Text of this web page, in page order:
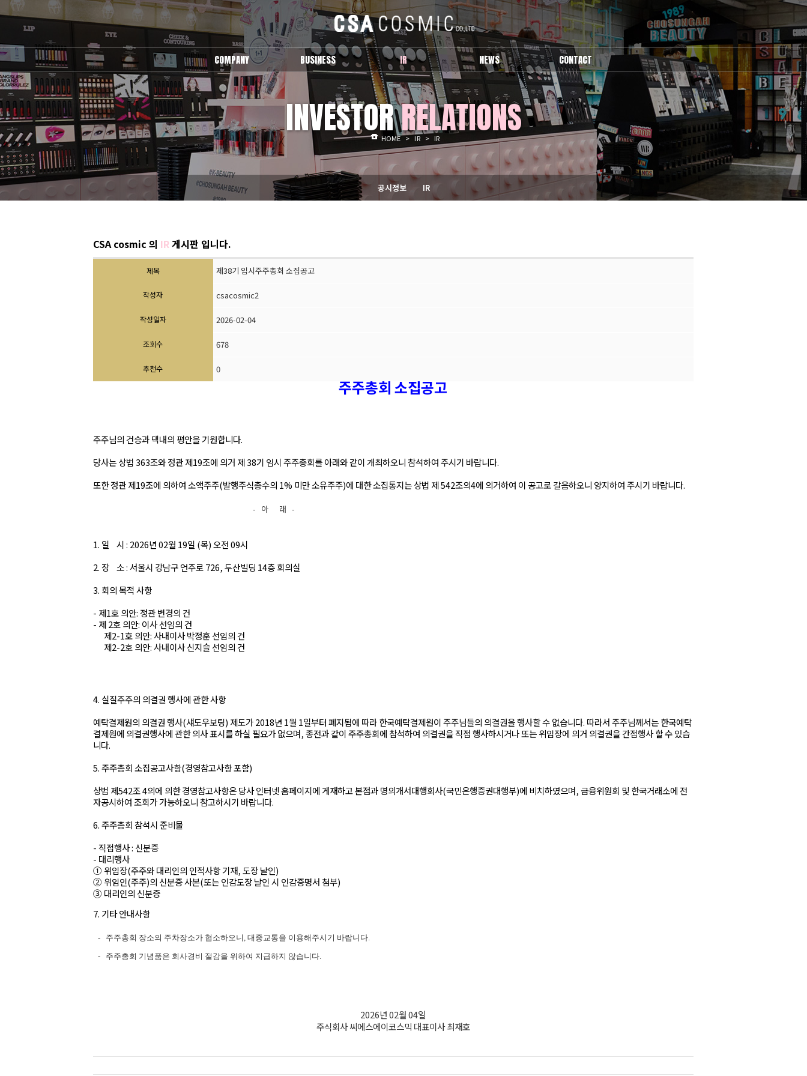
COMPANY
회사소개
오시는길
BUSINESS
브랜드 소개
IR
공시정보
IR
NEWS
Activity
CONTACT
1:1문의
INVESTORRELATIONS
공시정보 IR
HOME > IR > IR
CSA cosmic 의 IR게시판 입니다.
제목 제38기 임시주주총회 소집공고
작성자 csacosmic2
작성일자 2026-02-04
조회수 678
추천수 0
주주총회 소집공고
주주님의 건승과 댁내의 평안을 기원합니다.
당사는 상법 363조와 정관 제19조에 의거 제 38기 임시 주주총회를 아래와 같이 개최하오니 참석하여 주시기 바랍니다.
또한 정관 제19조에 의하여 소액주주(발행주식총수의 1% 미만 소유주주)에 대한 소집통지는 상법 제 542조의4에 의거하여 이 공고로 갈음하오니 양지하여 주시기 바랍니다.
- 아 래 -
1. 일 시 : 2026년 02월 19일 (목) 오전 09시
2. 장 소 : 서울시 강남구 언주로 726, 두산빌딩 14층 회의실
3. 회의 목적 사항
- 제1호 의안: 정관 변경의 건
- 제 2호 의안: 이사 선임의 건
제2-1호 의안: 사내이사 박정훈 선임의 건
제2-2호 의안: 사내이사 신지슬 선임의 건
4. 실질주주의 의결권 행사에 관한 사항
예탁결제원의 의결권 행사(섀도우보팅) 제도가 2018년 1월 1일부터 폐지됨에 따라 한국예탁결제원이 주주님들의 의결권을 행사할 수 없습니다. 따라서 주주님께서는 한국예탁
결제원에 의결권행사에 관한 의사 표시를 하실 필요가 없으며, 종전과 같이 주주총회에 참석하여 의결권을 직접 행사하시거나 또는 위임장에 의거 의결권을 간접행사 할 수 있습
니다.
5. 주주총회 소집공고사항(경영참고사항 포함)
상법 제542조 4의에 의한 경영참고사항은 당사 인터넷 홈페이지에 게재하고 본점과 명의개서대행회사(국민은행증권대행부)에 비치하였으며, 금융위원회 및 한국거래소에 전
자공시하여 조회가 가능하오니 참고하시기 바랍니다.
6. 주주총회 참석시 준비물
- 직접행사 : 신분증
- 대리행사
① 위임장(주주와 대리인의 인적사항 기재, 도장 날인)
② 위임인(주주)의 신분증 사본(또는 인감도장 날인 시 인감증명서 첨부)
③ 대리인의 신분증
7. 기타 안내사항
- 주주총회 장소의 주차장소가 협소하오니, 대중교통을 이용해주시기 바랍니다.
- 주주총회 기념품은 회사경비 절감을 위하여 지급하지 않습니다.
2026년 02월 04일
주식회사 씨에스에이코스믹 대표이사 최재호